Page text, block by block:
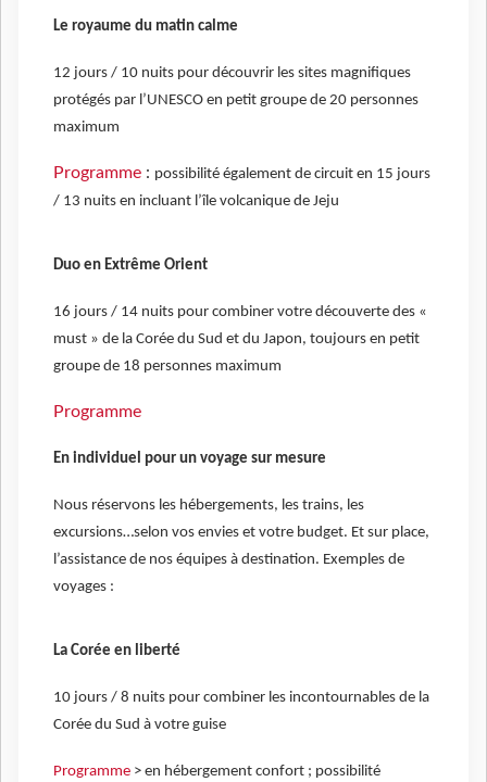
Le royaume du matin calme
12 jours / 10 nuits pour découvrir les sites magnifiques
protégés par l’UNESCO en petit groupe de 20 personnes
maximum
Programme : possibilité également de circuit en 15 jours
/ 13 nuits en incluant l’île volcanique de Jeju
Duo en Extrême Orient
16 jours / 14 nuits pour combiner votre découverte des «
must » de la Corée du Sud et du Japon, toujours en petit
groupe de 18 personnes maximum
Programme
En individuel pour un voyage sur mesure
Nous réservons les hébergements, les trains, les
excursions…selon vos envies et votre budget. Et sur place,
l’assistance de nos équipes à destination. Exemples de
voyages :
La Corée en liberté
10 jours / 8 nuits pour combiner les incontournables de la
Corée du Sud à votre guise
Programme > en hébergement confort ; possibilité